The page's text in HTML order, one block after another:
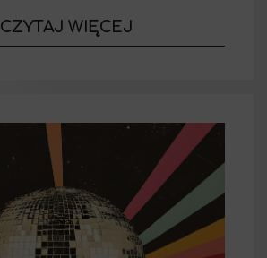
CZYTAJ WIĘCEJ
Koncert